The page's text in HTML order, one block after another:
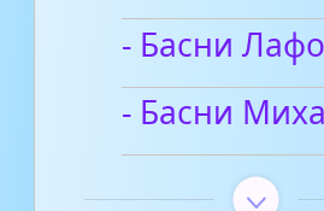
- Басни
- Басни